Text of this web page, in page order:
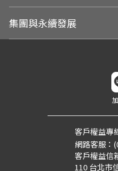
集團與永續發展
客戶權益專
網路客服：
客戶權益信
110 台北市